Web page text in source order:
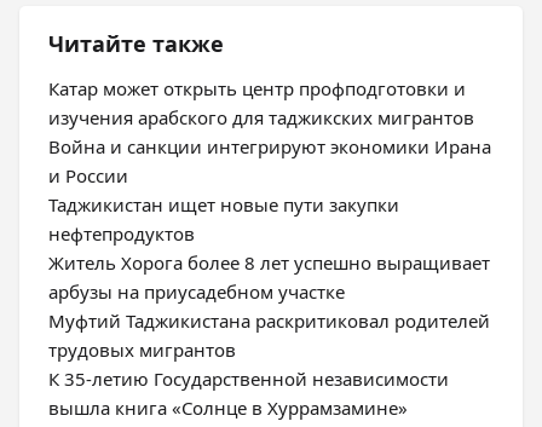
Читайте также
Катар может открыть центр профподготовки и
изучения арабского для таджикских мигрантов
Война и санкции интегрируют экономики Ирана
и России
Таджикистан ищет новые пути закупки
нефтепродуктов
Житель Хорога более 8 лет успешно выращивает
арбузы на приусадебном участке
Муфтий Таджикистана раскритиковал родителей
трудовых мигрантов
К 35-летию Государственной независимости
вышла книга «Солнце в Хуррамзамине»